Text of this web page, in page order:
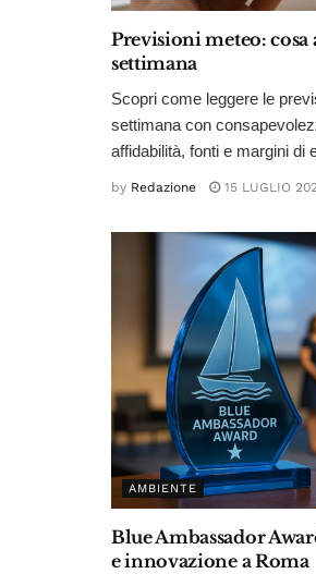
Previsioni meteo: cosa
settimana
Scopri come leggere le
settimana con
affidabilità, fonti e margini di
by Redazione 15 LUGLIO
AMBIENTE
Blue Ambassador
e innovazione a Roma